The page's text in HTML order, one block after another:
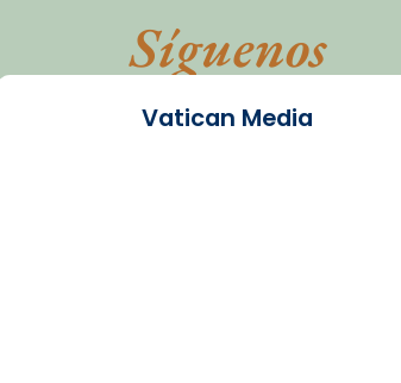
Síguenos
Vatican Media